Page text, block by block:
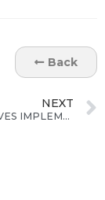
Back
NEXT
ECERDC DRIVES IMPLEMENTATION OF STRATEGIC PROJECTS TO ATTRACT INVESTMENT AND REVITALISE ECONOMY POST COVID-19